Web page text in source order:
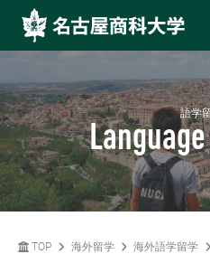
語学
TOP 海外留学 海外語学留学